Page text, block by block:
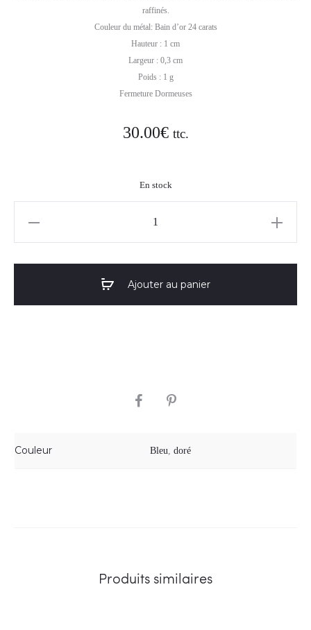
raffinés.
Couleur du métal: Bain d’or 24 carats
Hauteur : 1 cm
Largeur : 0,3 cm
Poids : 1 g
Fermeture Dormeuses
30.00€ ttc.
En stock
Ajouter au panier
SHARE
Couleur Bleu, doré
Produits similaires